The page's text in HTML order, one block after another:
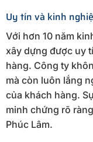
Uy tín và kinh
Với hơn 10 năm
xây dựng được uy
hàng. Công ty
mà còn luôn lắng
của khách hàng.
minh chứng rõ
Phúc Lâm.